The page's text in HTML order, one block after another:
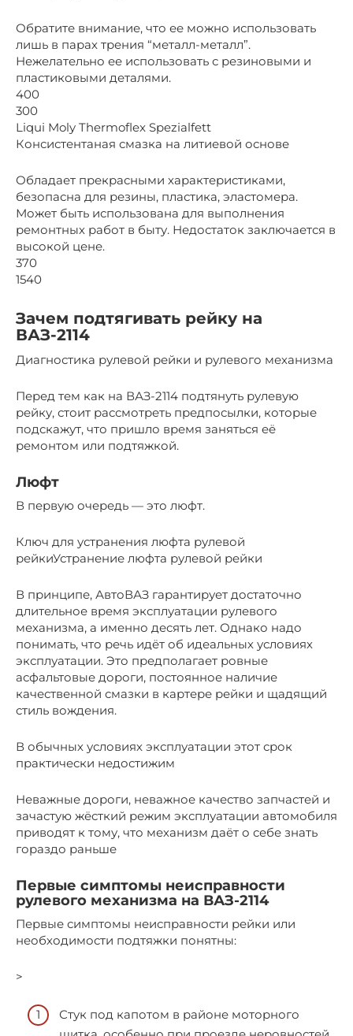
Обратите внимание, что ее можно использовать
лишь в парах трения “металл-металл”.
Нежелательно ее использовать с резиновыми и
пластиковыми деталями.
400
300
Liqui Moly Thermoflex Spezialfett
Консистентаная смазка на литиевой основе
Обладает прекрасными характеристиками,
безопасна для резины, пластика, эластомера.
Может быть использована для выполнения
ремонтных работ в быту. Недостаток заключается в
высокой цене.
370
1540
Зачем подтягивать рейку на
ВАЗ-2114
Диагностика рулевой рейки и рулевого механизма
Перед тем как на ВАЗ-2114 подтянуть рулевую
рейку, стоит рассмотреть предпосылки, которые
подскажут, что пришло время заняться её
ремонтом или подтяжкой.
Люфт
В первую очередь — это люфт.
Ключ для устранения люфта рулевой
рейкиУстранение люфта рулевой рейки
В принципе, АвтоВАЗ гарантирует достаточно
длительное время эксплуатации рулевого
механизма, а именно десять лет. Однако надо
понимать, что речь идёт об идеальных условиях
эксплуатации. Это предполагает ровные
асфальтовые дороги, постоянное наличие
качественной смазки в картере рейки и щадящий
стиль вождения.
В обычных условиях эксплуатации этот срок
практически недостижим
Неважные дороги, неважное качество запчастей и
зачастую жёсткий режим эксплуатации автомобиля
приводят к тому, что механизм даёт о себе знать
гораздо раньше
Первые симптомы неисправности
рулевого механизма на ВАЗ-2114
Первые симптомы неисправности рейки или
необходимости подтяжки понятны:
>
Стук под капотом в районе моторного